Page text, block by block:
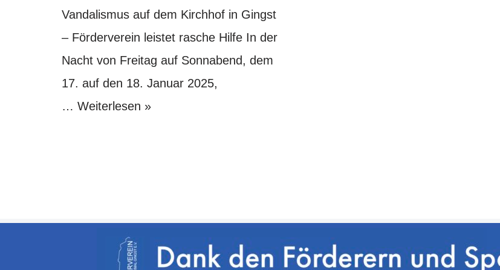
Vandalismus auf dem Kirchhof in Gingst
– Förderverein leistet rasche Hilfe In der
Nacht von Freitag auf Sonnabend, dem
17. auf den 18. Januar 2025,
… Weiterlesen »